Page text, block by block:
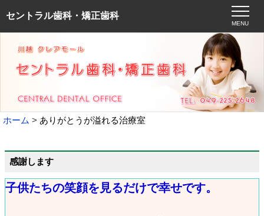
セントラル歯科・矯正歯科
MENU
ホーム ありがとうが溢れる治療室
感謝します
子供たちの笑顔を見るだけで幸せです。